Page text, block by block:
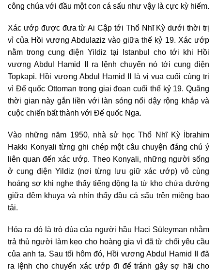
công chúa với đầu một con cá sấu như vậy là cực kỳ hiếm.
Xác ướp được đưa từ Ai Cập tới Thổ Nhĩ Kỳ dưới thời trị
vì của Hồi vương Abdulaziz vào giữa thế kỷ 19. Xác ướp
nằm trong cung điện Yildiz tại Istanbul cho tới khi Hồi
vương Abdul Hamid II ra lệnh chuyển nó tới cung điện
Topkapi. Hồi vương Abdul Hamid II là vị vua cuối cùng trị
vì Đế quốc Ottoman trong giai đoạn cuối thế kỷ 19. Quãng
thời gian này gắn liền với làn sóng nổi dậy rộng khắp và
cuộc chiến bất thành với Đế quốc Nga.
Vào những năm 1950, nhà sử học Thổ Nhĩ Kỳ İbrahim
Hakkı Konyali từng ghi chép một câu chuyện đáng chú ý
liên quan đến xác ướp. Theo Konyali, những người sống
ở cung điện Yildiz (nơi từng lưu giữ xác ướp) vô cùng
hoảng sợ khi nghe thấy tiếng động lạ từ kho chứa đường
giữa đêm khuya và nhìn thấy đầu cá sấu trên miệng bao
tải.
Hóa ra đó là trò đùa của người hầu Haci Süleyman nhằm
trả thù người làm kẹo cho hoàng gia vì đã từ chối yêu cầu
của anh ta. Sau tối hôm đó, Hồi vương Abdul Hamid II đã
ra lệnh cho chuyển xác ướp đi để tránh gây sợ hãi cho